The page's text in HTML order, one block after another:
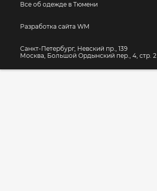
Все об одежде в Тюмени
Разработка сайта WM
Санкт-Петербург, Невский пр., 139
Москва, Большой Ордынский пер., 4, стр. 2